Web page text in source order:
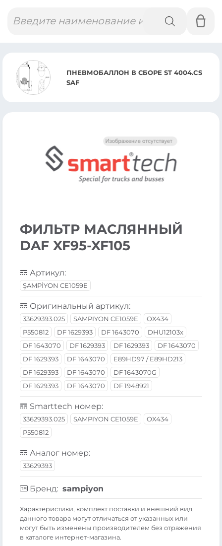
товаров
В СБОРЕ ST 4004.CS
ФИЛЬТР МАСЛЯННЫЙ
DAF XF95-XF105
Артикул:
ŞAMPİYON CE1059E
Оригинальный артикул:
33629393.025 SAMPIYON CE1059E
OX434
P550812
DF 1629393 DF 1643070
DHU12103x
DF 1643070
DF 1629393 DF 1629393
DF 1643070
DF 1629393
DF 1643070
E89HD97 / E89HD213
DF 1629393
DF 1643070
DF 1643070G
DF 1629393
DF 1643070 DF 1948921
Smarttech номер:
33629393.025 SAMPIYON CE1059E
OX434
P550812
Аналог номер:
33629393
Бренд: sampiyon
Xарактеристики, комплект поставки и внешний вид
данного товара могут отличаться от указанных или
могут быть изменены производителем без отражения
в каталоге интернет-магазина.